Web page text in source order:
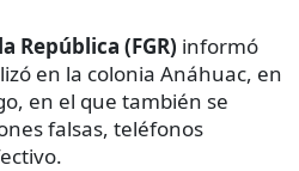
República (FGR) informó
en la colonia Anáhuac, en
en el que también se
falsas, teléfonos